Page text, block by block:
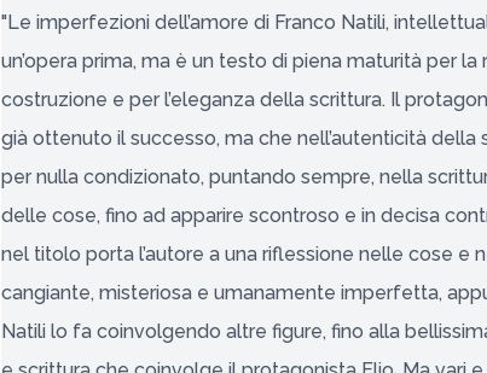
"Le imperfezioni dell’amore di Franco Natili,
un’opera prima, ma è un testo di piena maturità per
costruzione e per l’eleganza della scrittura. Il
già ottenuto il successo, ma che nell’autenticità
per nulla condizionato, puntando sempre, nella
delle cose, fino ad apparire scontroso e in decisa
nel titolo porta l’autore a una riflessione nelle cose e
cangiante, misteriosa e umanamente imperfetta,
Natili lo fa coinvolgendo altre figure, fino alla